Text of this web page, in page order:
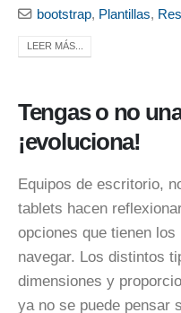
bootstrap, Plantillas,
LEER MÁS...
Tengas o no
¡evoluciona!
Equipos de escritorio,
tablets hacen
opciones que tienen
navegar. Los distintos
dimensiones y
ya no se puede pensar